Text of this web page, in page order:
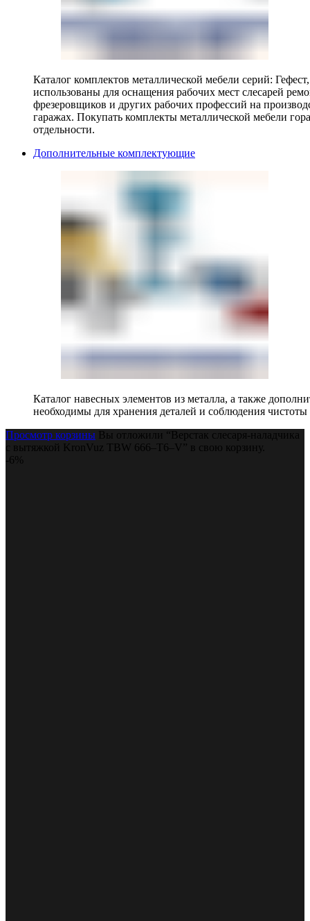
Каталог комплектов металлической мебели серий:
использованы для оснащения рабочих мест слесарей
фрезеровщиков и других рабочих профессий на
гаражах. Покупать комплекты металлической мебели
отдельности.
Дополнительные комплектующие
Каталог навесных элементов из металла, а также
необходимы для хранения деталей и соблюдения чистоты
Просмотр корзины Вы отложили “Верстак слесаря-наладчика
с вытяжкой KronVuz TBW 666–T6–V” в свою корзину.
-6%